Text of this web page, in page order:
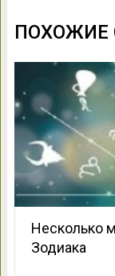
ПОХОЖИЕ
Несколько
Зодиака